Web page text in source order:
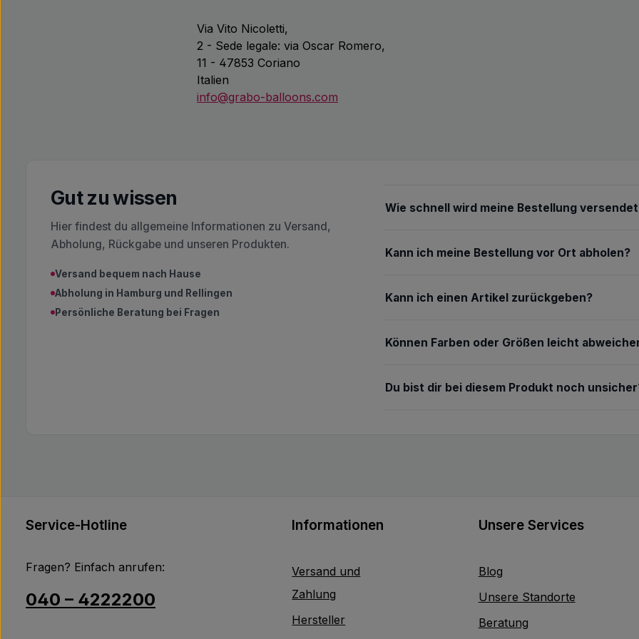
Via Vito Nicoletti,
2 - Sede legale: via Oscar Romero,
11 - 47853 Coriano
Italien
info@grabo-balloons.com
Gut zu wissen
Hier findest du allgemeine Informationen zu Versand,
Abholung, Rückgabe und unseren Produkten.
Versand bequem nach Hause
Abholung in Hamburg und Rellingen
Persönliche Beratung bei Fragen
Wie schnell wird meine Bestellung
Kann ich meine Bestellung vor Ort abholen?
Kann ich einen Artikel zurückgeben?
Können Farben oder Größen leicht
Du bist dir bei diesem Produkt noch
Service-Hotline
Fragen? Einfach anrufen:
040 – 4222200
Informationen
Versand und
Zahlung
Hersteller
Unsere Services
Blog
Unsere Standorte
Beratung